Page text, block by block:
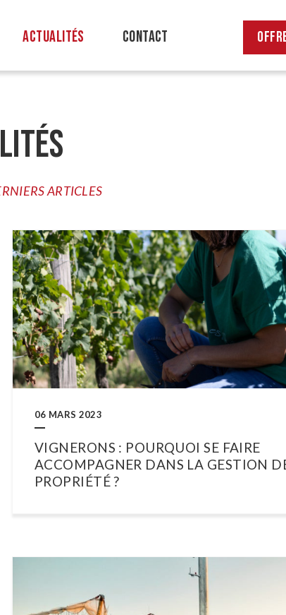
ACTUALITÉS CONTACT
ARTICLES
06 MARS 2023
VIGNERONS : POURQUOI SE FAIRE
ACCOMPAGNER DANS LA GESTION
PROPRIÉTÉ ?